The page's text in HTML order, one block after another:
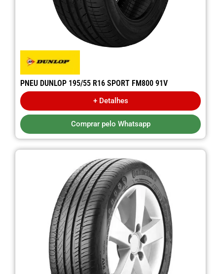
PNEU DUNLOP 195/55 R16 SPORT FM800 91V
+ Detalhes
Comprar pelo Whatsapp